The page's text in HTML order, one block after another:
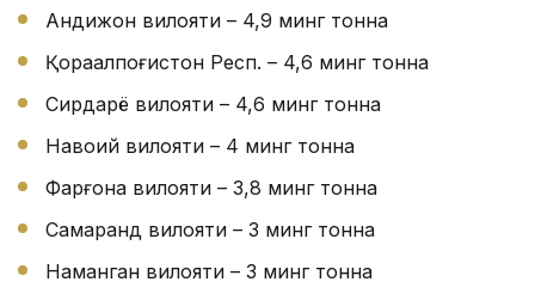
Андижон вилояти – 4,9 минг тонна
Қорақалпоғистон Респ. – 4,6 минг тонна
Сирдарё вилояти – 4,6 минг тонна
Навоий вилояти – 4 минг тонна
Фарғона вилояти – 3,8 минг тонна
Самарқанд вилояти – 3 минг тонна
Наманган вилояти – 3 минг тонна